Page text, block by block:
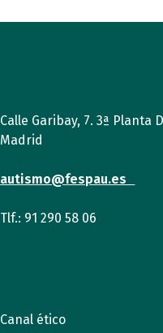
Calle Garibay, 7. 3ª Planta
Madrid
autismo@fespau.es
Tlf.: 91 290 58 06
Canal ético